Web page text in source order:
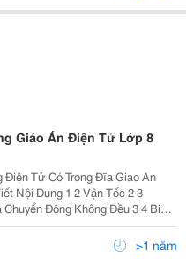
Giáo Án Điện Tử Lớp 8
Điện Tử Có Trong Đĩa Giao An
Nội Dung 1 2 Vận Tốc 2 3
Động Không Đều 3 4 Biểu
Lực - Quán Tính 5 6 Lực Ma
Suất Chất Lỏng Bình Thông>1 năm